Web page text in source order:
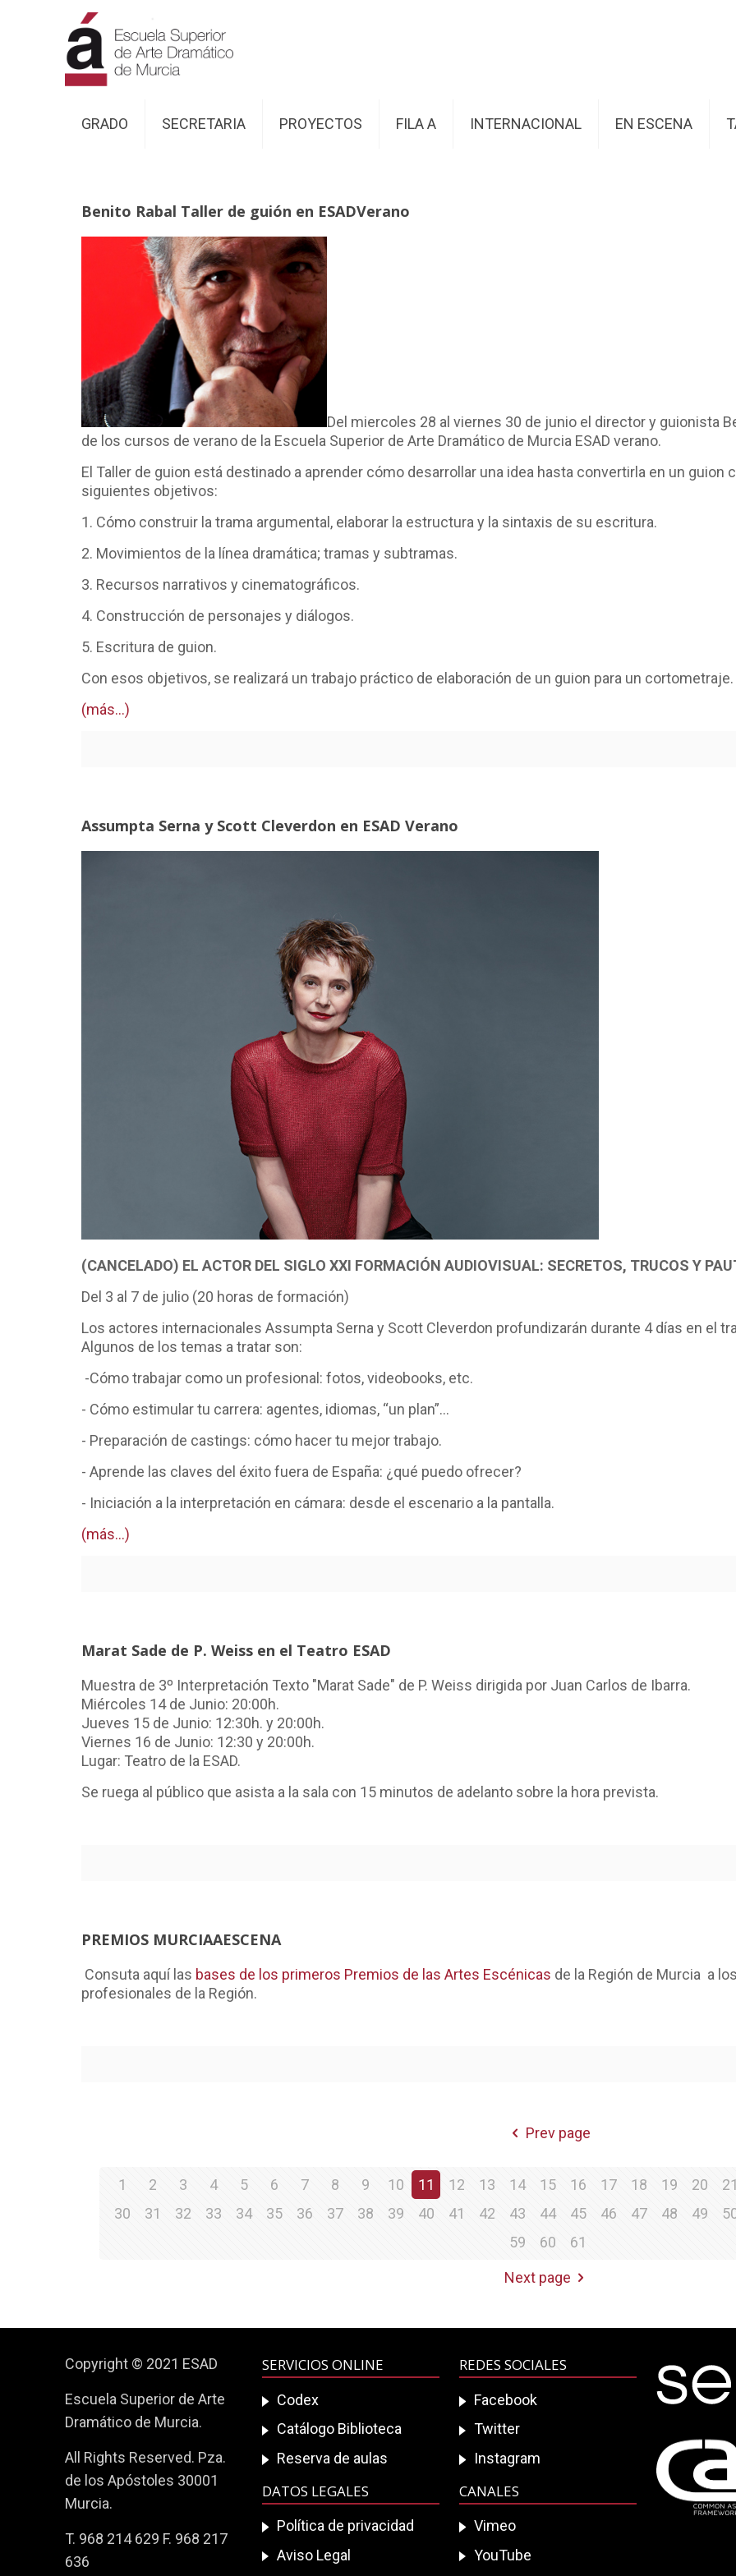
GRADO SECRETARIA PROYECTOS FILA A INTERNACIONAL EN ESCENA
Benito Rabal Taller de guión en ESADVerano
Del miercoles 28 al viernes 30 de junio el director y guionista
de los cursos de verano de la Escuela Superior de Arte Dramático de Murcia ESAD verano.
El Taller de guion está destinado a aprender cómo desarrollar una idea hasta convertirla en un guion
siguientes objetivos:
1. Cómo construir la trama argumental, elaborar la estructura y la sintaxis de su escritura.
2. Movimientos de la línea dramática; tramas y subtramas.
3. Recursos narrativos y cinematográficos.
4. Construcción de personajes y diálogos.
5. Escritura de guion.
Con esos objetivos, se realizará un trabajo práctico de elaboración de un guion para un cortometraje.
(más…)
Assumpta Serna y Scott Cleverdon en ESAD Verano
(CANCELADO) EL ACTOR DEL SIGLO XXI FORMACIÓN AUDIOVISUAL: SECRETOS, TRUCOS Y
Del 3 al 7 de julio (20 horas de formación)
Los actores internacionales Assumpta Serna y Scott Cleverdon profundizarán durante 4 días en el
Algunos de los temas a tratar son:
-Cómo trabajar como un profesional: fotos, videobooks, etc.
- Cómo estimular tu carrera: agentes, idiomas, “un plan”…
- Preparación de castings: cómo hacer tu mejor trabajo.
- Aprende las claves del éxito fuera de España: ¿qué puedo ofrecer?
- Iniciación a la interpretación en cámara: desde el escenario a la pantalla.
(más…)
Marat Sade de P. Weiss en el Teatro ESAD
Muestra de 3º Interpretación Texto "Marat Sade" de P. Weiss dirigida por Juan Carlos de Ibarra.
Miércoles 14 de Junio: 20:00h.
Jueves 15 de Junio: 12:30h. y 20:00h.
Viernes 16 de Junio: 12:30 y 20:00h.
Lugar: Teatro de la ESAD.
Se ruega al público que asista a la sala con 15 minutos de adelanto sobre la hora prevista.
PREMIOS MURCIAAESCENA
Consuta aquí las bases de los primeros Premios de las Artes Escénicas de la Región de Murcia a
profesionales de la Región.
Prev page
1 2 3 4 5 6 7 8 9 10 11 12 13 14 15 16 17 18 19 20
30
31 32 33 34 35 36 37 38 39 40 41 42 43 44 45 46 47 48 49
59
60 61
Next page
Copyright © 2021 ESAD
Escuela Superior de Arte
Dramático de Murcia.
All Rights Reserved. Pza.
de los Apóstoles 30001
Murcia.
T. 968 214 629 F. 968 217
636
SERVICIOS ONLINE
Codex
Catálogo Biblioteca
Reserva de aulas
DATOS LEGALES
Política de privacidad
Aviso Legal
REDES SOCIALES
Facebook
Twitter
Instagram
CANALES
Vimeo
YouTube